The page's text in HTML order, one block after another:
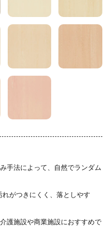
手法によって、自然でランダム
がつきにくく、落としやす
護施設や商業施設におすすめで